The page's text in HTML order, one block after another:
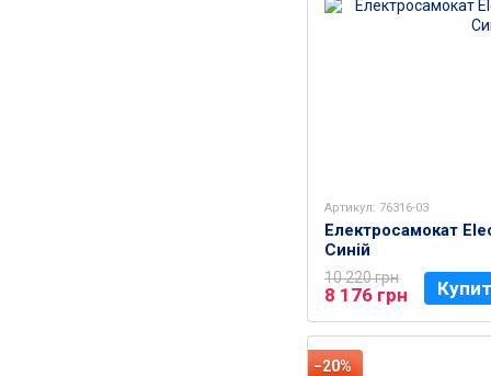
Артикул: 76316-03
Електросамокат
Синій
10 220 грн
8 176 грн
−20%